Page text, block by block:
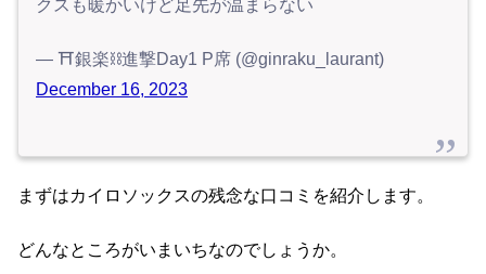
クスも暖かいけど足先が温まらない
— ⛩銀楽⛓進撃Day1 P席 (@ginraku_laurant)
December 16, 2023
まずはカイロソックスの残念な口コミを紹介します。
どんなところがいまいちなのでしょうか。